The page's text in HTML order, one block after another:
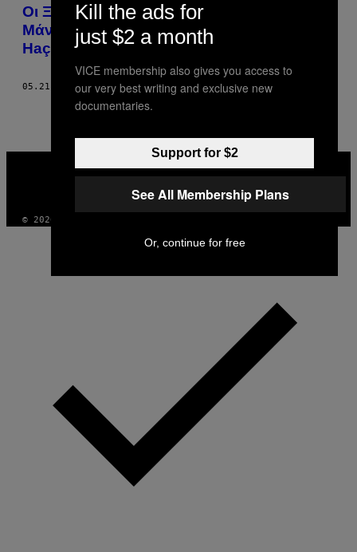
Οι Ξεχασμένες Γυναίκες της Σκηνής του
Μάντσεστερ και οι 900 Λεσβίες στο
Haçienda
05.21.23 ΚΕΊΜΕΝΟKELLY BISHOP
MEDIA
© 2026 VICE DIGITAL PUBLISHING, LLC
Kill the ads for
just $2 a month
VICE membership also gives you access to
our very best writing and exclusive new
documentaries.
Support for $2
See All Membership Plans
Or, continue for free